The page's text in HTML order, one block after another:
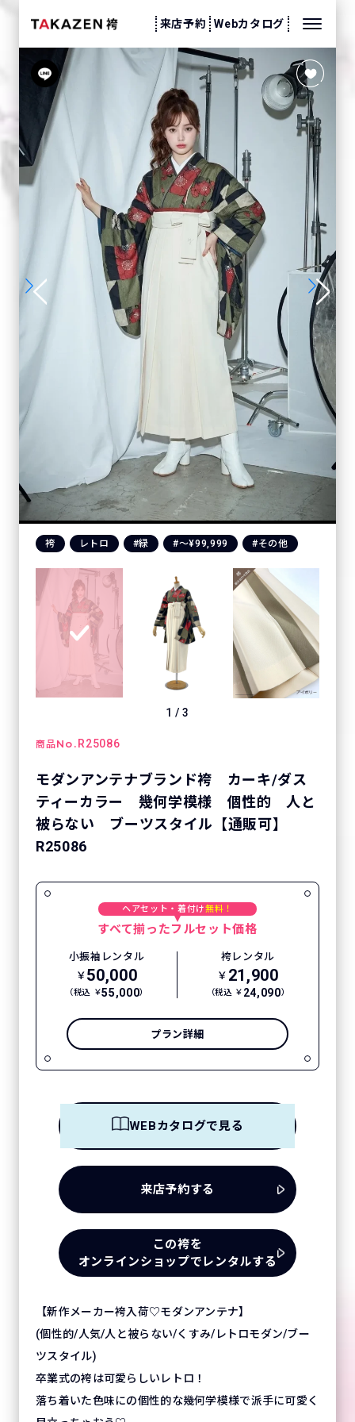
来店予約 Webカタログ
袴 レトロ #緑 #〜¥99,999 #その他
1 /3
商品No. R25086
モダンアンテナブランド袴 カーキ/ダス
ティーカラー 幾何学模様 個性的 人と
被らない ブーツスタイル【通販可】
R25086
ヘアセット・着付け無料！
すべて揃ったフルセット価格
小振袖レンタル
￥ 50,000
（税込 ￥55,000）
袴レンタル
￥ 21,900
（税込 ￥ 24,090）
プラン詳細
WEBカタログで見る
来店予約する
この袴を
オンラインショップでレンタルする
【新作メーカー袴入荷♡モダンアンテナ】
(個性的/人気/人と被らない/くすみ/レトロモダン/ブー
ツスタイル)
卒業式の袴は可愛らしいレトロ！
落ち着いた色味にの個性的な幾何学模様で派手に可愛く